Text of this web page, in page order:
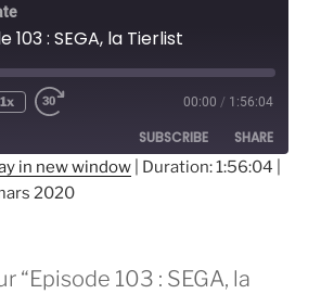
103 : SEGA, la Tierlist
1x 00:00 / 1:56:04
SUBSCRIBE SHARE
in new window Duration: 1:56:04
2020
“Episode 103 : SEGA, la